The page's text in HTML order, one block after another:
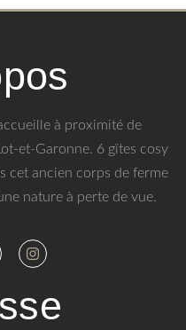
à proximité de
et-Garonne. 6 gîtes cosy
cet ancien corps de ferme
nature à perte de vue.